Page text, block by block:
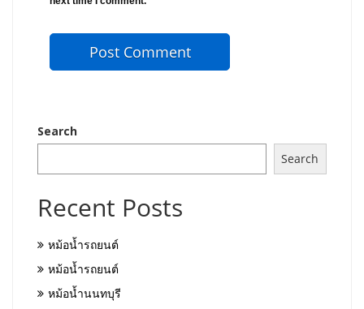
Search
Search
Recent Posts
หม้อน้ำรถยนต์
หม้อน้ำรถยนต์
หม้อน้ำนนทบุรี